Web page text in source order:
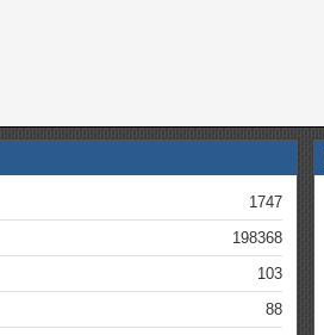
1747
198368
103
88